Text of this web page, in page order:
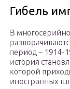
Гибель
В
период – 1914-
история
которой
иностранных